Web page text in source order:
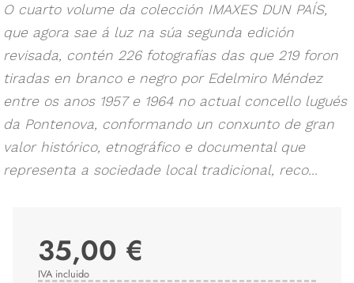
O cuarto volume da colección IMAXES DUN PAÍS,
que agora sae á luz na súa segunda edición
revisada, contén 226 fotografías das que 219 foron
tiradas en branco e negro por Edelmiro Méndez
entre os anos 1957 e 1964 no actual concello lugués
da Pontenova, conformando un conxunto de gran
valor histórico, etnográfico e documental que
representa a sociedade local tradicional, reco...
35,00 €
IVA incluido